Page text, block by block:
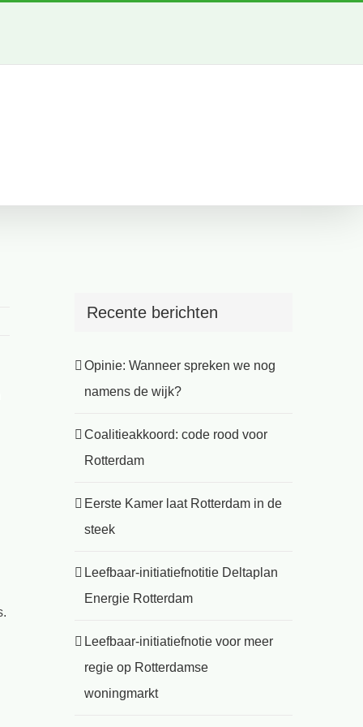
Recente berichten
Opinie: Wanneer spreken we nog
namens de wijk?
Coalitieakkoord: code rood voor
Rotterdam
Eerste Kamer laat Rotterdam in de
steek
Leefbaar-initiatiefnotitie Deltaplan
Energie Rotterdam
Leefbaar-initiatiefnotie voor meer
regie op Rotterdamse
woningmarkt